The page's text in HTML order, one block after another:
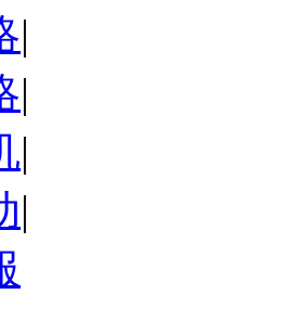
|
|
|
|